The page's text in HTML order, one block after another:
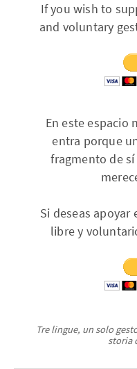
If you wish to
and voluntary
En este espacio
entra porque
fragmento de
Si deseas apoyar
libre y
Tre lingue, un solo
storia